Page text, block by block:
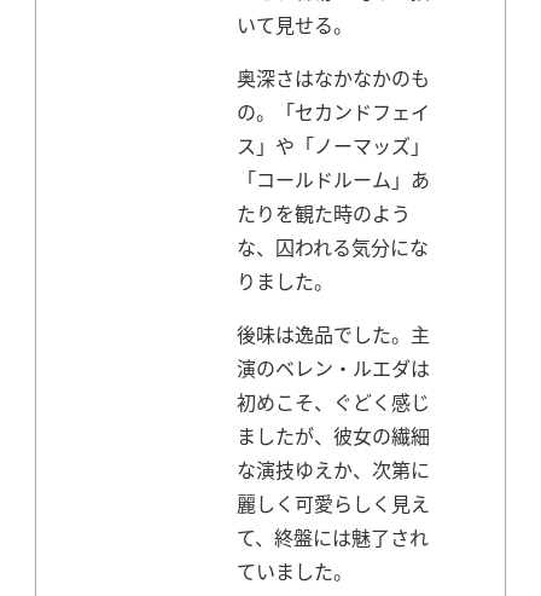
いて見せる。
奥深さはなかなかのも
の。「セカンドフェイ
ス」や「ノーマッズ」
「コールドルーム」あ
たりを観た時のよう
な、囚われる気分にな
りました。
後味は逸品でした。 主
演のベレン・ルエダは
初めこそ、ぐどく感じ
ましたが、彼女の繊細
な演技ゆえか、次第に
麗しく可愛らしく見え
て、終盤には魅了され
ていました。